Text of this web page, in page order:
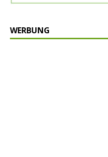
WERBUNG